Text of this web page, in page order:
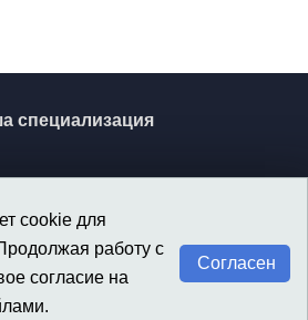
специализация
/ KGM
Материалы
cookie для
работу с
согласие на
Согласен